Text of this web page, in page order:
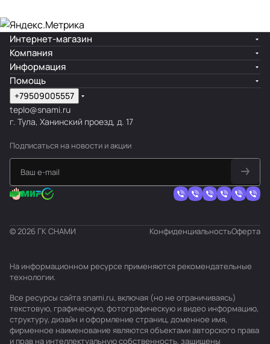
Интернет-магазин
Компания
Информация
Помощь
+79509005557
teplo@snami.ru
г. Тула, Ханинский проезд, д. 17
Подписаться на новости и акции
© 2026 ГК СНАМИ КонфиденциальностьОферта
На информационном ресурсе применяются рекомендательные
технологии.
Все ресурсы сайта snami.ru, включая (но не ограничиваясь)
текстовую, графическую, фотографическую и видео информацию,
структуру, дизайн и оформление страниц, доменное имя,
фирменное наименование являются объектами авторского права
и прав на интеллектуальную собственность, защищены